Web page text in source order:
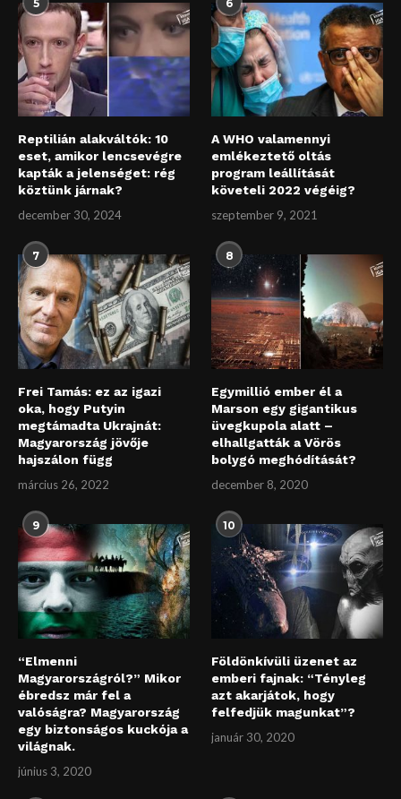
5
Reptilián alakváltók: 10
eset, amikor lencsevégre
kapták a jelenséget: rég
köztünk járnak?
december 30, 2024
6
A WHO valamennyi
emlékeztető oltás
program leállítását
követeli 2022 végéig?
szeptember 9, 2021
7
Frei Tamás: ez az igazi
oka, hogy Putyin
megtámadta Ukrajnát:
Magyarország jövője
hajszálon függ
március 26, 2022
8
Egymillió ember él a
Marson egy gigantikus
üvegkupola alatt –
elhallgatták a Vörös
bolygó meghódítását?
december 8, 2020
9
“Elmenni
Magyarországról?” Mikor
ébredsz már fel a
valóságra? Magyarország
egy biztonságos kuckója a
világnak.
június 3, 2020
10
Földönkívüli üzenet az
emberi fajnak: “Tényleg
azt akarjátok, hogy
felfedjük magunkat”?
január 30, 2020